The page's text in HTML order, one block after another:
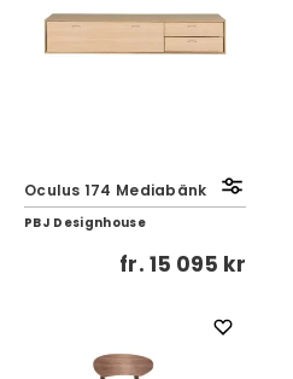
Oculus 174 Mediabänk
PBJ Designhouse
fr.15 095 kr